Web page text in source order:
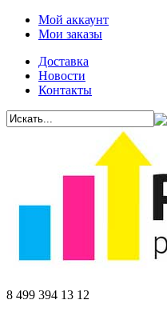
Мой аккаунт
Мои заказы
Доставка
Новости
Контакты
8 499 394 13 12